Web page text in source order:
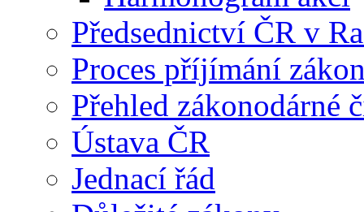
Předsednictví ČR v
Proces příjímání
Přehled zákonodárné
Ústava ČR
Jednací řád